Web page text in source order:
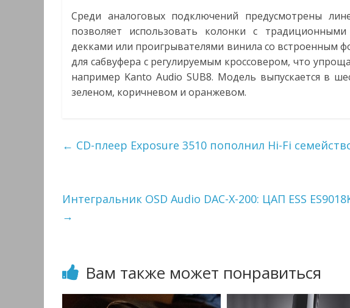
Среди аналоговых подключений предусмотрены
позволяет использовать колонки с
декками или проигрывателями винила со встроенным
для сабвуфера с регулируемым кроссовером, что
например Kanto Audio SUB8. Модель выпускается в
зеленом, коричневом и оранжевом.
← CD-плеер Exposure 3510 пополнил Hi-Fi
Интегральник OSD Audio DAC-X-200: ЦАП ESS
→
Вам также может понравиться